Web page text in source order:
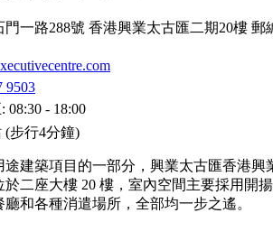
一路288號 香港興業太古匯二期20樓 郵
9503
08:30 - 18:00
(步行4分鐘)
途建築項目的一部分，興業太古匯香港
二座大樓 20 樓，室內空間主要採用開
和各種消遣場所，全部均一步之遙。